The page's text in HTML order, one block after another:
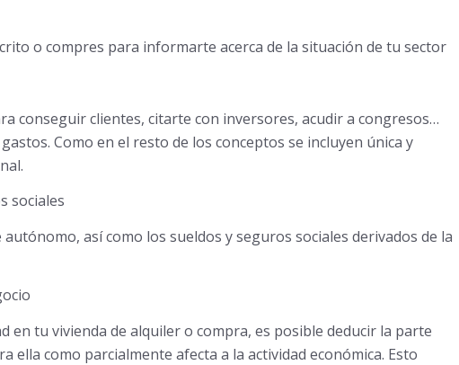
o compres para informarte acerca de la situación de tu sector
conseguir clientes, citarte con inversores, acudir a congresos…
Como en el resto de los conceptos se incluyen única y
sociales
así como los sueldos y seguros sociales derivados de la
en tu vivienda de alquiler o compra, es posible deducir la parte
ella como parcialmente afecta a la actividad económica. Esto